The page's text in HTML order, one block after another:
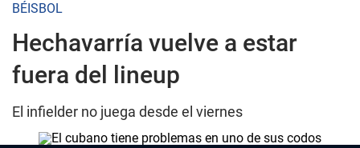
BÉISBOL
Hechavarría vuelve a estar
fuera del lineup
El infielder no juega desde el viernes